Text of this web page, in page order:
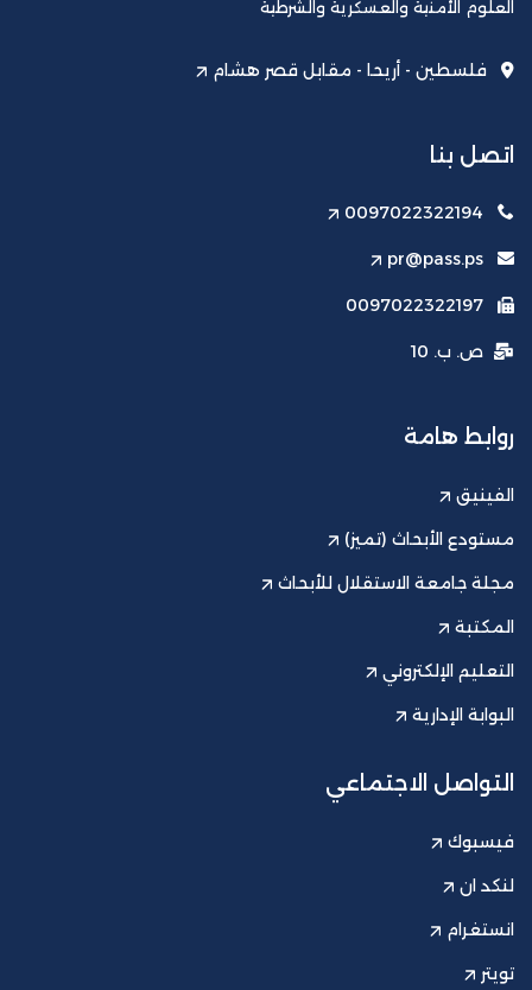
العلوم الأمنية والعسكرية والشرطية
فلسطين - أريحا - مقابل قصر هشام
اتصل بنا
0097022322194
pr@pass.ps
0097022322197
ص. ب. 10
روابط هامة
الفينيق
مستودع الأبحاث (تميز)
مجلة جامعة الاستقلال للأبحاث
المكتبة
التعليم الإلكتروني
البوابة الإدارية
التواصل الاجتماعي
فيسبوك
لنكد ان
انستغرام
تويتر